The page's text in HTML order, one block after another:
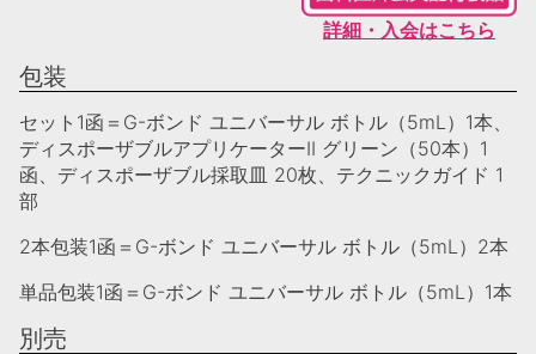
詳細・入会はこちら
包装
セット1函＝G-ボンド ユニバーサル ボトル（5mL）1本、
ディスポーザブルアプリケーターII グリーン（50本）1
函、ディスポーザブル採取皿 20枚、テクニックガイド 1
部
2本包装1函＝G-ボンド ユニバーサル ボトル（5mL）2本
単品包装1函＝G-ボンド ユニバーサル ボトル（5mL）1本
別売